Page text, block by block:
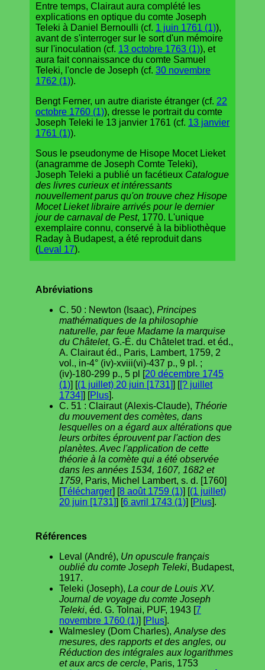
Entre temps, Clairaut aura complété les
explications en optique du comte Joseph
Teleki à Daniel Bernoulli (cf. 1 juin 1761 (1)),
avant de s'interroger sur le sort d'un mémoire
sur l'inoculation (cf. 13 octobre 1763 (1)), et
aura fait connaissance du comte Samuel
Teleki, l'oncle de Joseph (cf. 30 novembre
1762 (1)).
Bengt Ferner, un autre diariste étranger (cf. 22
octobre 1760 (1)), dresse le portrait du comte
Joseph Teleki le 13 janvier 1761 (cf. 13 janvier
1761 (1)).
Sous le pseudonyme de Hisope Mocet Lieket
(anagramme de Joseph Comte Teleki),
Joseph Teleki a publié un facétieux Catalogue
des livres curieux et intéressants
nouvellement parus qu'on trouve chez Hisope
Mocet Lieket libraire arrivés pour le dernier
jour de carnaval de Pest, 1770. L'unique
exemplaire connu, conservé à la bibliothèque
Raday à Budapest, a été reproduit dans
(Leval 17).
Abréviations
C. 50 : Newton (Isaac), Principes
mathématiques de la philosophie
naturelle, par feue Madame la marquise
du Châtelet, G.-É. du Châtelet trad. et éd.,
A. Clairaut éd., Paris, Lambert, 1759, 2
vol., in-4° (iv)-xviii(vi)-437 p., 9 pl. ;
(iv)-180-299 p., 5 pl [20 décembre 1745
(1)] [(1 juillet) 20 juin [1731]] [[? juillet
1734]] [Plus].
C. 51 : Clairaut (Alexis-Claude), Théorie
du mouvement des comètes, dans
lesquelles on a égard aux altérations que
leurs orbites éprouvent par l'action des
planètes. Avec l'application de cette
théorie à la comète qui a été observée
dans les années 1534, 1607, 1682 et
1759, Paris, Michel Lambert, s. d. [1760]
[Télécharger] [8 août 1759 (1)] [(1 juillet)
20 juin [1731]] [6 avril 1743 (1)] [Plus].
Références
Leval (André), Un opuscule français
oublié du comte Joseph Teleki, Budapest,
1917.
Teleki (Joseph), La cour de Louis XV.
Journal de voyage du comte Joseph
Teleki, éd. G. Tolnai, PUF, 1943 [7
novembre 1760 (1)] [Plus].
Walmesley (Dom Charles), Analyse des
mesures, des rapports et des angles, ou
Réduction des intégrales aux logarithmes
et aux arcs de cercle, Paris, 1753